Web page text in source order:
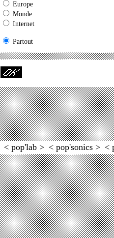
Europe
Monde
Internet
Partout
< pop'lab > < pop'sonics > <